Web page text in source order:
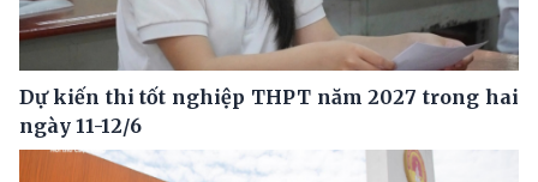
Dự kiến thi tốt nghiệp THPT năm 2027 trong hai
ngày 11-12/6